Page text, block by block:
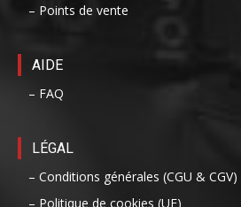
– Points de vente
AIDE
– FAQ
LÉGAL
– Conditions générales (CGU & CGV)
– Politique de cookies (UE)